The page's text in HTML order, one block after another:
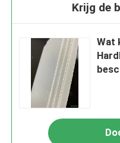
Krijg de
Wat